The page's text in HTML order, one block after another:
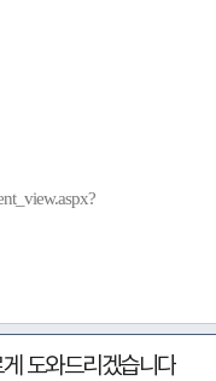
도와드리겠습니다